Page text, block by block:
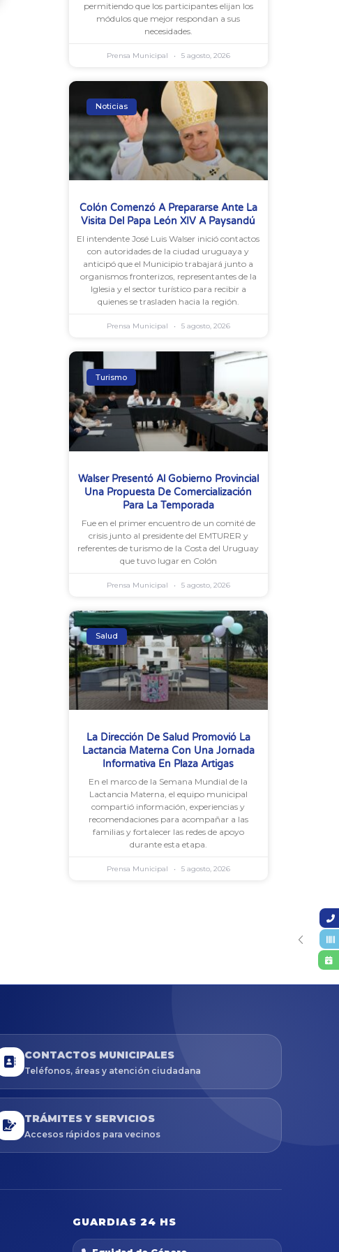
permitiendo que los participantes elijan los
módulos que mejor respondan a sus
necesidades.
Prensa Municipal 5 agosto, 2026
Noticias
Colón Comenzó A Prepararse Ante La
Visita Del Papa León XIV A Paysandú
El intendente José Luis Walser inició contactos
con autoridades de la ciudad uruguaya y
anticipó que el Municipio trabajará junto a
organismos fronterizos, representantes de la
Iglesia y el sector turístico para recibir a
quienes se trasladen hacia la región.
Prensa Municipal 5 agosto, 2026
Turismo
Walser Presentó Al Gobierno Provincial
Una Propuesta De Comercialización
Para La Temporada
Fue en el primer encuentro de un comité de
crisis junto al presidente del EMTURER y
referentes de turismo de la Costa del Uruguay
que tuvo lugar en Colón
Prensa Municipal 5 agosto, 2026
Salud
La Dirección De Salud Promovió La
Lactancia Materna Con Una Jornada
Informativa En Plaza Artigas
En el marco de la Semana Mundial de la
Lactancia Materna, el equipo municipal
compartió información, experiencias y
recomendaciones para acompañar a las
familias y fortalecer las redes de apoyo
durante esta etapa.
Prensa Municipal 5 agosto, 2026
CONTACTOS MUNICIPALES
Teléfonos, áreas y atención ciudadana
TRÁMITES Y SERVICIOS
Accesos rápidos para vecinos
GUARDIAS 24 HS